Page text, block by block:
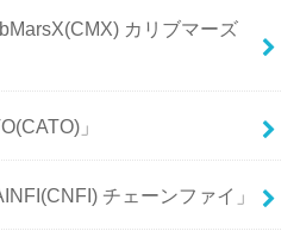
カリブマーズ
」
チェーンファイ」